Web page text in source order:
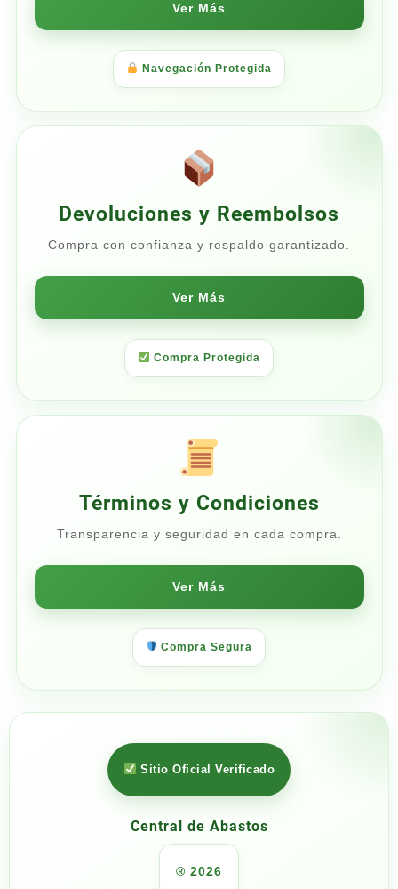
Ver Más
Navegación Protegida
Devoluciones y Reembolsos
Compra con confianza y respaldo garantizado.
Ver Más
Compra Protegida
Términos y Condiciones
Transparencia y seguridad en cada compra.
Ver Más
Compra Segura
Sitio Oficial Verificado
Central de Abastos
® 2026